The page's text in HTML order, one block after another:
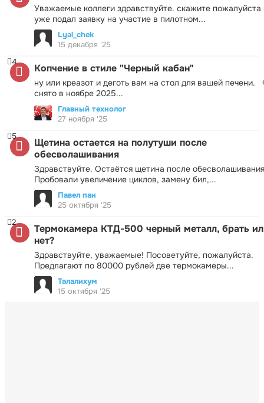
Уважаемые коллеги здравствуйте. скажите пожалуйста
уже подал заявку на участие в пилотном...
Lyal_chek
15 декабря '25
Копчение в стиле "Черный кабан"
ну или креазот и деготь вам на стол для вашей печени.
снято в ноябре 2025...
4
Главный технолог
27 ноября '25
Щетина остается на полутуши после
обесволашивания
Здравствуйте. Остаётся щетина после
Пробовали увеличение циклов, замену бил,...
5
Павел пан
25 октября '25
Термокамера КТД-500 черный металл, брать
нет?
Здравствуйте, уважаемые! Посоветуйте, пожалуйста.
Предлагают по 80000 рублей две термокамеры...
2
Талалихум
15 октября '25